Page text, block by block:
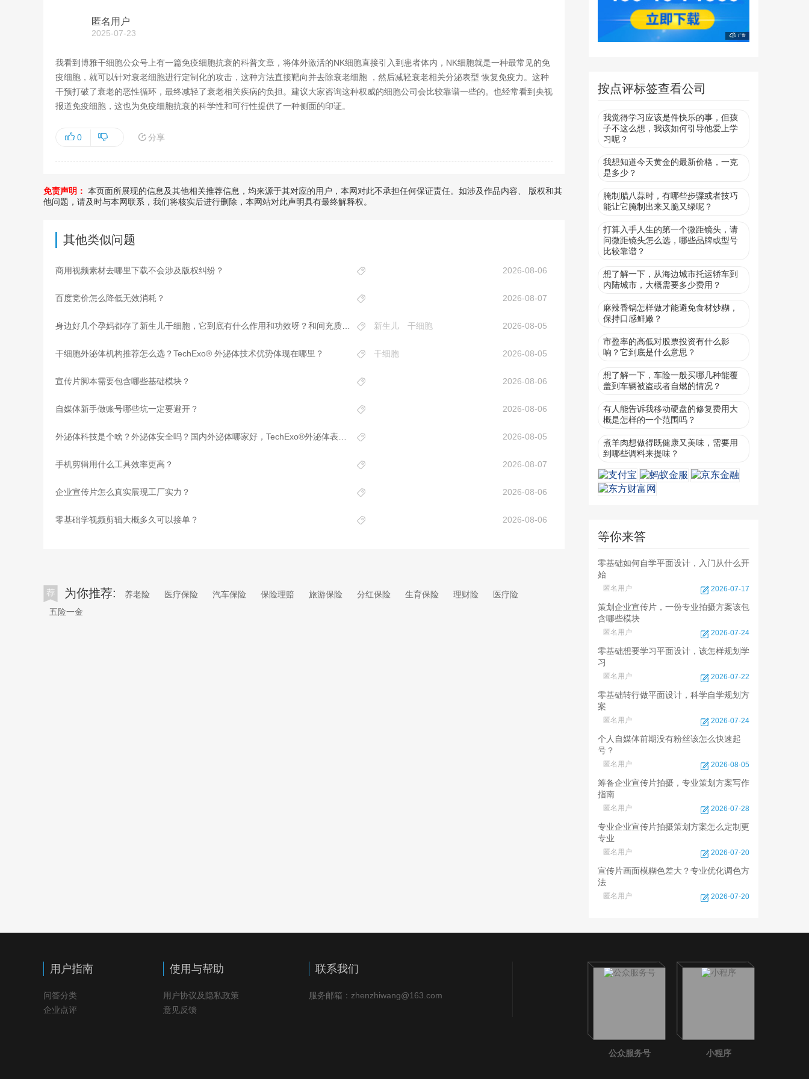
匿名用户
2025-07-23
我看到博雅干细胞公众号上有一篇免疫细胞抗衰的科普文章，将体外激活的NK细胞直接引入到患者体内，NK细胞就是一种最常见的免
疫细胞，就可以针对衰老细胞进行定制化的攻击，这种方法直接靶向并去除衰老细胞 ，然后减轻衰老相关分泌表型 恢复免疫力。这种
干预打破了衰老的恶性循环，最终减轻了衰老相关疾病的负担。建议大家咨询这种权威的细胞公司会比较靠谱一些的。也经常看到央视
报道免疫细胞，这也为免疫细胞抗衰的科学性和可行性提供了一种侧面的印证。
0 分享
免责声明： 本页面所展现的信息及其他相关推荐信息，均来源于其对应的用户，本网对此不承担任何保证责任。如涉及作品内容、 版权和其
他问题，请及时与本网联系，我们将核实后进行删除，本网站对此声明具有最终解释权。
其他类似问题
商用视频素材去哪里下载不会涉及版权纠纷？ 2026-08-06
百度竞价怎么降低无效消耗？ 2026-08-07
新生儿 干细胞 2026-08-05
干细胞外泌体机构推荐怎么选？TechExo® 外泌体技术优势体现在哪里？ 干细胞 2026-08-05
宣传片脚本需要包含哪些基础模块？ 2026-08-06
自媒体新手做账号哪些坑一定要避开？ 2026-08-06
2026-08-05
手机剪辑用什么工具效率更高？ 2026-08-07
企业宣传片怎么真实展现工厂实力？ 2026-08-06
零基础学视频剪辑大概多久可以接单？ 2026-08-06
为你推荐: 养老险 医疗保险 汽车保险 保险理赔 旅游保险 分红保险 生育保险 理财险
医疗险
五险一金
按点评标签查看公司
我觉得学习应该是件快乐的事，但孩
子不这么想，我该如何引导他爱上学
习呢？
我想知道今天黄金的最新价格，一克
是多少？
腌制腊八蒜时，有哪些步骤或者技巧
能让它腌制出来又脆又绿呢？
打算入手人生的第一个微距镜头，请
问微距镜头怎么选，哪些品牌或型号
比较靠谱？
想了解一下，从海边城市托运轿车到
内陆城市，大概需要多少费用？
麻辣香锅怎样做才能避免食材炒糊，
保持口感鲜嫩？
市盈率的高低对股票投资有什么影
响？它到底是什么意思？
想了解一下，车险一般买哪几种能覆
盖到车辆被盗或者自燃的情况？
有人能告诉我移动硬盘的修复费用大
概是怎样的一个范围吗？
煮羊肉想做得既健康又美味，需要用
到哪些调料来提味？
等你来答
零基础如何自学平面设计，入门从什么开
始
匿名用户 2026-07-17
策划企业宣传片，一份专业拍摄方案该包
含哪些模块
匿名用户 2026-07-24
零基础想要学习平面设计，该怎样规划学
习
匿名用户 2026-07-22
零基础转行做平面设计，科学自学规划方
案
匿名用户 2026-07-24
个人自媒体前期没有粉丝该怎么快速起
号？
匿名用户 2026-08-05
筹备企业宣传片拍摄，专业策划方案写作
指南
匿名用户 2026-07-28
专业企业宣传片拍摄策划方案怎么定制更
专业
匿名用户 2026-07-20
宣传片画面模糊色差大？专业优化调色方
法
匿名用户 2026-07-20
用户指南
问答分类
企业点评
使用与帮助
用户协议及隐私政策
意见反馈
联系我们
服务邮箱：zhenzhiwang@163.com
公众服务号 小程序